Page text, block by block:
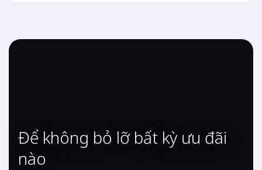
Để không bỏ lỡ bất kỳ ưu đãi
nào